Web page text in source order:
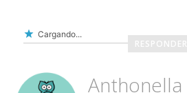
Cargando...
RESPONDER
Anthonella